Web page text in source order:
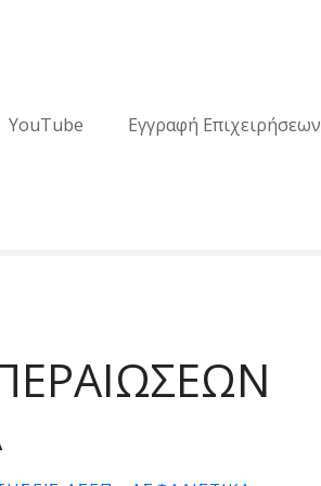
YouTube Εγγραφή Επιχειρήσεων